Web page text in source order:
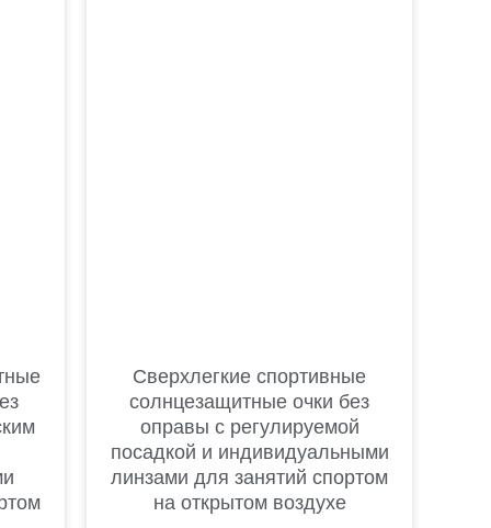
Сверхлегкие спортивные
солнцезащитные очки без
оправы с регулируемой
посадкой и индивидуальными
линзами для занятий спортом
на открытом воздухе